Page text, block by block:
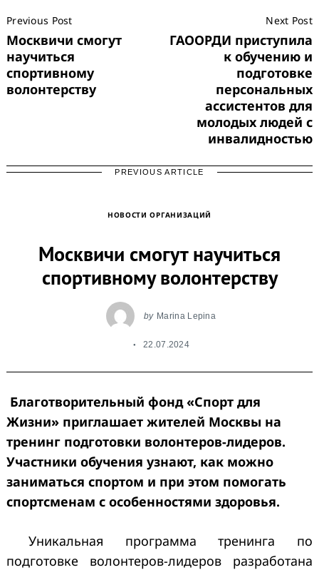
Navigation
Previous Post
Москвичи смогут
научиться
спортивному
волонтерству
Next Post
ГАООРДИ приступила
к обучению и
подготовке
персональных
ассистентов для
молодых людей с
инвалидностью
PREVIOUS ARTICLE
НОВОСТИ ОРГАНИЗАЦИЙ
Москвичи смогут научиться
спортивному волонтерству
by Marina Lepina
22.07.2024
Благотворительный фонд «Спорт для
Жизни» приглашает жителей Москвы на
тренинг подготовки волонтеров-лидеров.
Участники обучения узнают, как можно
заниматься спортом и при этом помогать
спортсменам с особенностями здоровья.
Уникальная программа тренинга по
подготовке волонтеров-лидеров разработана
for: